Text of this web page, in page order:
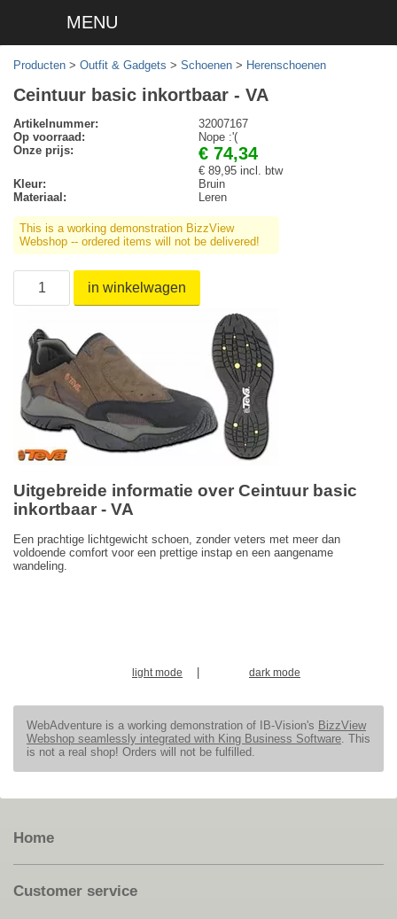
MENU
Producten > Outfit & Gadgets > Schoenen > Herenschoenen
Ceintuur basic inkortbaar - VA
Artikelnummer:
32007167
Op voorraad:
Nope :'(
Onze prijs:
€ 74,34
€ 89,95 incl. btw
Kleur:
Bruin
Materiaal:
Leren
This is a working demonstration BizzView
Webshop -- ordered items will not be delivered!
in winkelwagen
Uitgebreide informatie over Ceintuur basic
inkortbaar - VA
Een prachtige lichtgewicht schoen, zonder veters met meer dan
voldoende comfort voor een prettige instap en een aangename
wandeling.
light mode | dark mode
WebAdventure is a working demonstration of IB-Vision's BizzView
Webshop seamlessly integrated with King Business Software . This
is not a real shop! Orders will not be fulfilled.
Home
Customer service